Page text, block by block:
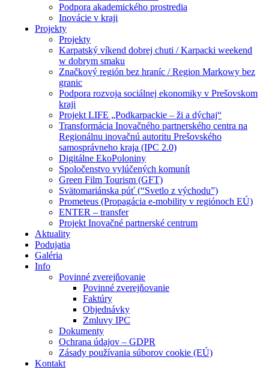
Podpora akademického prostredia
Inovácie v kraji
Projekty
Projekty
Karpatský víkend dobrej chuti / Karpacki weekend
w dobrym smaku
Značkový región bez hraníc / Region Markowy bez
granic
Podpora rozvoja sociálnej ekonomiky v Prešovskom
kraji
Projekt LIFE „Podkarpackie – ži a dýchaj“
Transformácia Inovačného partnerského centra na
Regionálnu inovačnú autoritu Prešovského
samosprávneho kraja (IPC 2.0)
Digitálne EkoPoloniny
Spoločenstvo vylúčených komunít
Green Film Tourism (GFT)
Svätomariánska púť (“Svetlo z východu”)
Prometeus (Propagácia e-mobility v regiónoch EÚ)
ENTER – transfer
Projekt Inovačné partnerské centrum
Aktuality
Podujatia
Galéria
Info
Povinné zverejňovanie
Povinné zverejňovanie
Faktúry
Objednávky
Zmluvy IPC
Dokumenty
Ochrana údajov – GDPR
Zásady používania súborov cookie (EÚ)
Kontakt